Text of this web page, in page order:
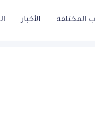
المختلفة الأخبار